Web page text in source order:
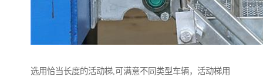
选用恰当长度的活动梯,可满意不同类型车辆，活动梯用